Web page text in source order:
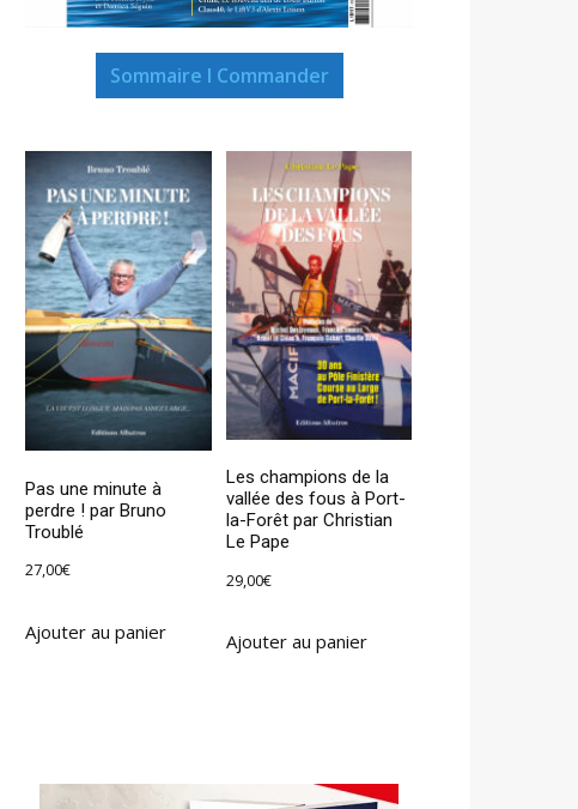
Sommaire I Commander
Pas une minute à
perdre ! par Bruno
Troublé
27,00€
Ajouter au panier
Les champions de la
vallée des fous à Port-
la-Forêt par Christian
Le Pape
29,00€
Ajouter au panier